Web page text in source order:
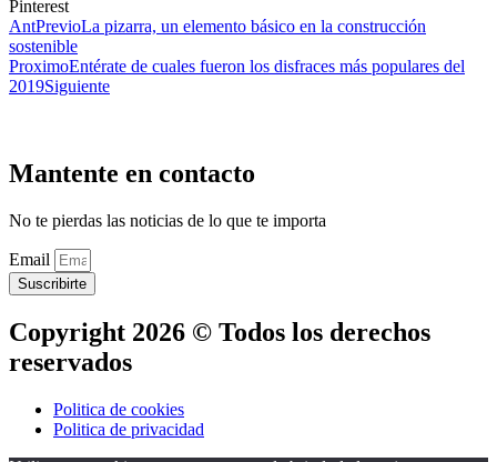
Pinterest
AntPrevioLa pizarra, un elemento básico en la construcción
sostenible
ProximoEntérate de cuales fueron los disfraces más populares del
2019Siguiente
Mantente en contacto
No te pierdas las noticias de lo que te importa
Email
Suscribirte
Copyright 2026 © Todos los derechos
reservados
Politica de cookies
Politica de privacidad